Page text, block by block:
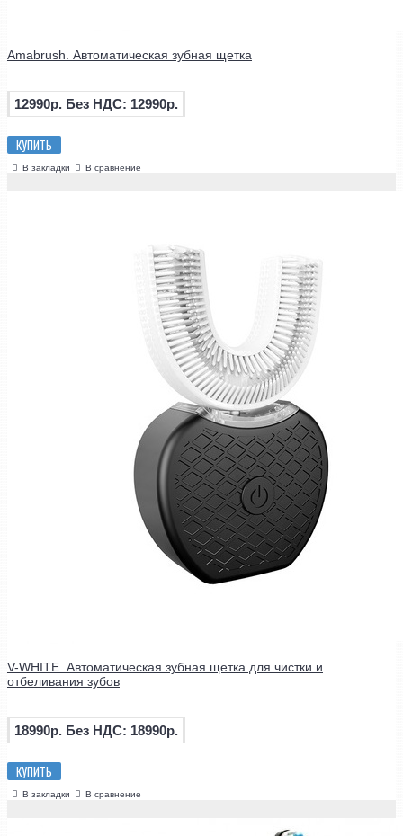
Amabrush. Автоматическая зубная щетка
12990р. Без НДС: 12990р.
КУПИТЬ
В закладки В сравнение
V-WHITE. Автоматическая зубная щетка для чистки и
отбеливания зубов
18990р. Без НДС: 18990р.
КУПИТЬ
В закладки В сравнение